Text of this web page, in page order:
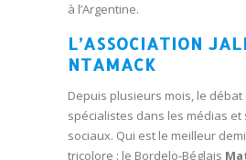
à l’Argentine.
L’ASSOCIATION
NTAMACK
Depuis plusieurs mois, le
spécialistes dans les médias
sociaux. Qui est le meilleur
tricolore : le Bordelo-Béglais